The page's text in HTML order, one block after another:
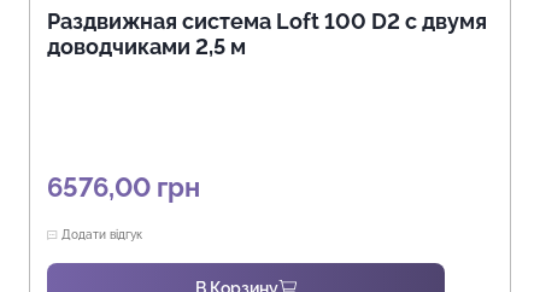
Раздвижная система Loft 100 D2 с двумя
доводчиками 2,5 м
6576,00 грн
Додати відгук
В Корзину